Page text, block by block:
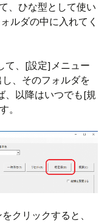
、ひな型として使い
ルダの中に入れてく
て、[設定]メニュー
、そのフォルダを
、以降はいつでも[規
。
クリックすると、